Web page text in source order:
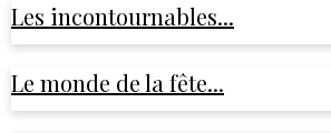
Les incontournables...
Le monde de la fête...